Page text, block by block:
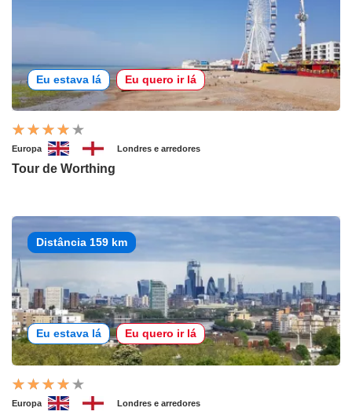
Eu estava lá Eu quero ir lá
Europa Londres e arredores
Tour de Worthing
Distância 159 km
Eu estava lá Eu quero ir lá
Europa Londres e arredores